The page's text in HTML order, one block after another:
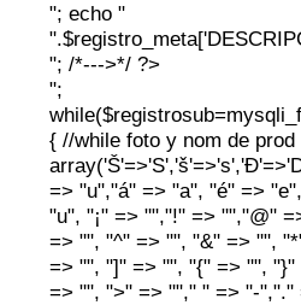
"; echo "
"; /*--->*/ ?>
";
{ //while foto y nom de
=> "u","á" => "a", "é" =>
"u", "¡" => "","!" => "","@"
=> "", "^" => "", "&" => "",
=> "", "]" => "", "{" => "",
=> "", ">" => ""," " => "-","."